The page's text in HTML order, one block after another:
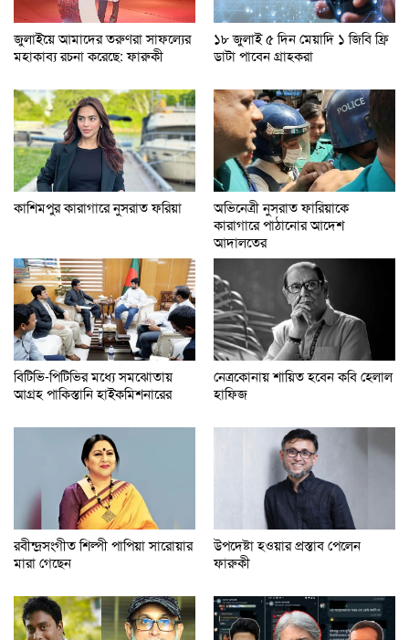
জুলাইয়ে আমাদের তরুণরা সাফল্যের
মহাকাব্য রচনা করেছে: ফারুকী
১৮ জুলাই ৫ দিন মেয়াদি ১ জিবি ফ্রি
ডাটা পাবেন গ্রাহকরা
কাশিমপুর কারাগারে নুসরাত ফরিয়া
অভিনেত্রী নুসরাত ফারিয়াকে
কারাগারে পাঠানোর আদেশ
আদালতের
বিটিভি-পিটিভির মধ্যে সমঝোতায়
আগ্রহ পাকিস্তানি হাইকমিশনারের
নেত্রকোনায় শায়িত হবেন কবি হেলাল
হাফিজ
রবীন্দ্রসংগীত শিল্পী পাপিয়া সারোয়ার
মারা গেছেন
উপদেষ্টা হওয়ার প্রস্তাব পেলেন
ফারুকী